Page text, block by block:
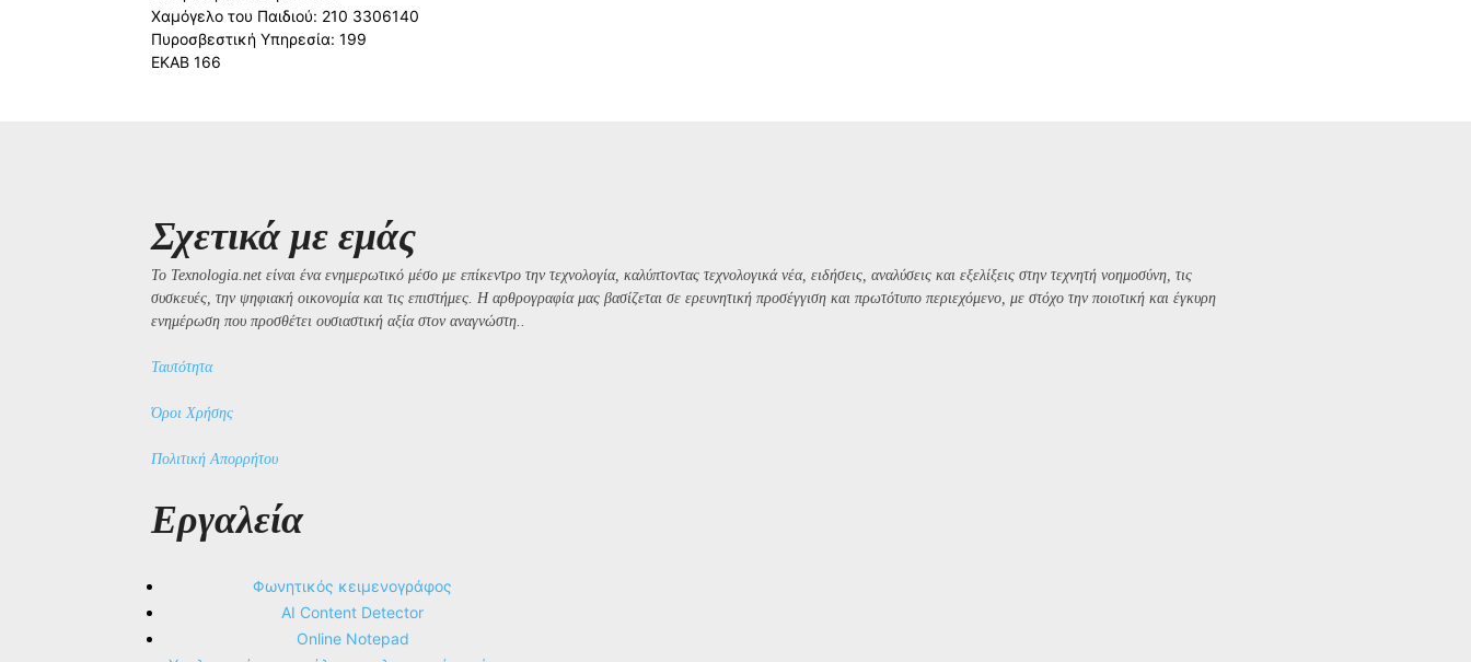
Χαμόγελο του Παιδιού: 210 3306140
Πυροσβεστική Υπηρεσία: 199
ΕΚΑΒ 166
Σχετικά με εμάς
Το Texnologia.net είναι ένα ενημερωτικό μέσο με επίκεντρο την τεχνολογία, καλύπτοντας τεχνολογικά νέα, ειδήσεις, αναλύσεις και εξελίξεις στην τεχνητή νοημοσύνη, τις
συσκευές, την ψηφιακή οικονομία και τις επιστήμες. Η αρθρογραφία μας βασίζεται σε ερευνητική προσέγγιση και πρωτότυπο περιεχόμενο, με στόχο την ποιοτική και έγκυρη
ενημέρωση που προσθέτει ουσιαστική αξία στον αναγνώστη..
Ταυτότητα
Όροι Χρήσης
Πολιτική Απορρήτου
Εργαλεία
Φωνητικός κειμενογράφος
AI Content Detector
Online Notepad